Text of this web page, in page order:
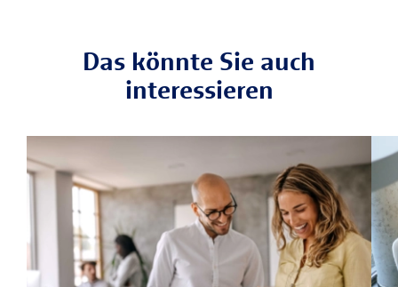
Das könnte Sie auch
interessieren